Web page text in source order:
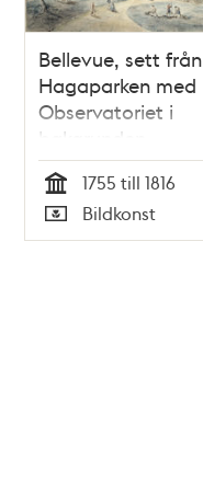
Bellevue, sett från
Hagaparken med
Observatoriet i
bakgrunden
Tid
1755 till 1816
Typ
Bildkonst